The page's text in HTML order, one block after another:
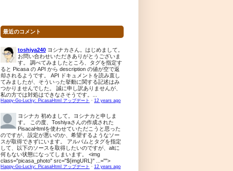
最近のコメント
toshiya240 ヨシナカさん。はじめまして。
お問い合わせいただきありがとうございま
す。 調べてみましたところ、タグを指定す
ると Picasa の API から description の値が空で返
却されるようです。 API ドキュメントを読み直し
てみましたが、そういった挙動に関する記述はみ
つかりませんでした。 誠に申し訳ありませんが、
私の方では対処はできなさそうです。...
Happy-Go-Lucky: PicasaHtml アップデート · 12 years ago
ヨシナカ 初めまして。ヨシナカと申しま
す。 この度、Toshiyaさんの作成された
PisacaHtmlを使わせていただこうと思った
のですが、設定が悪いのか、希望するようなソー
スが取得できずにいます。 アルバムとタグを指定
して、以下のソースを取得したいのですが、altに
何もない状態になってしまいます。 <img
class="picasa_photo" src="${imgURL}" ...="">
Happy-Go-Lucky: PicasaHtml アップデート · 12 years ago